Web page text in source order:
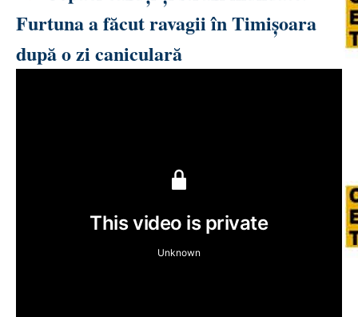
Furtuna a făcut ravagii în Timișoara
după o zi caniculară